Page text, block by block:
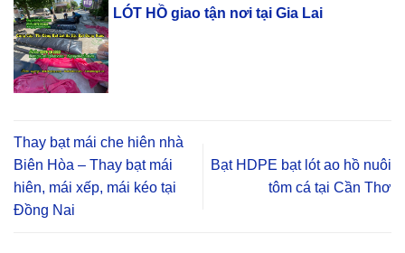
LÓT HỒ giao tận nơi tại Gia Lai
Thay bạt mái che hiên nhà
Biên Hòa – Thay bạt mái
hiên, mái xếp, mái kéo tại
Đồng Nai
Bạt HDPE bạt lót ao hồ nuôi
tôm cá tại Cần Thơ